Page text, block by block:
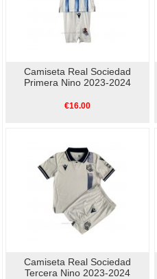
Camiseta Real Sociedad
Primera Nino 2023-2024
€16.00
Camiseta Real Sociedad
Tercera Nino 2023-2024